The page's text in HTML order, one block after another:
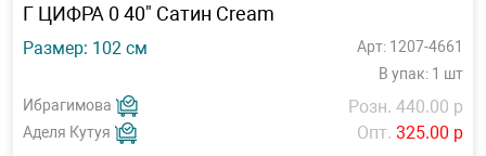
Г ЦИФРА 0 40" Сатин Cream
Размер: 102 см
Арт: 1207-4661
В упак: 1 шт
Ибрагимова
Аделя Кутуя
Розн. 440.00 р
Опт. 325.00 р